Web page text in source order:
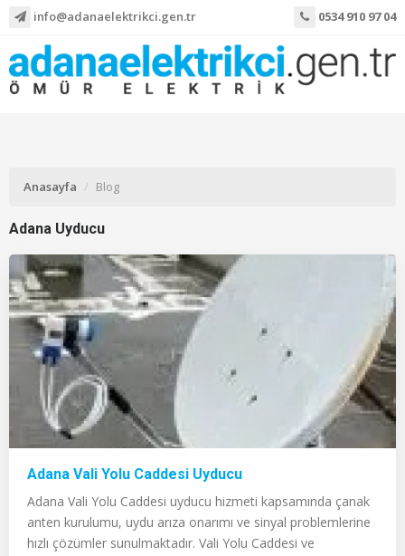
info@adanaelektrikci.gen.tr 0534 910 97 04
Anasayfa Blog
Adana Uyducu
Adana Vali Yolu Caddesi Uyducu
Adana Vali Yolu Caddesi uyducu hizmeti kapsamında çanak
anten kurulumu, uydu arıza onarımı ve sinyal problemlerine
hızlı çözümler sunulmaktadır. Vali Yolu Caddesi ve